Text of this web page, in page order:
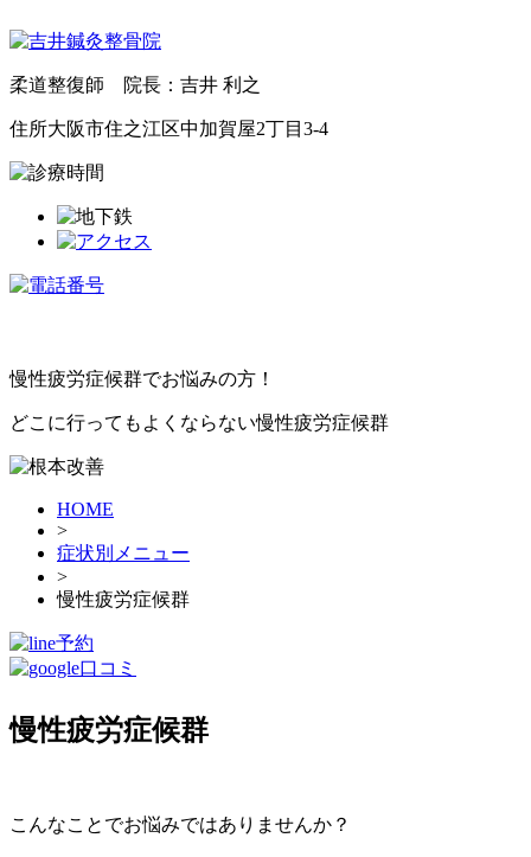
柔道整復師 院長：吉井 利之
住所大阪市住之江区中加賀屋2丁目3-4
慢性疲労症候群でお悩みの方！
どこに行ってもよくならない慢性疲労症候群
HOME
>
症状別メニュー
>
慢性疲労症候群
慢性疲労症候群
こんなことでお悩みではありませんか？